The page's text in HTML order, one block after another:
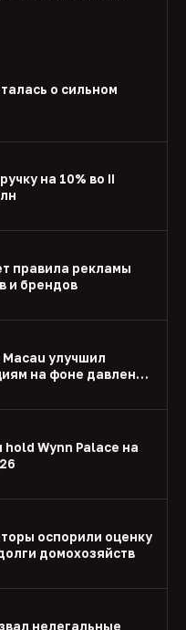
о сильном
на 10% во II
правила рекламы
и брендов
улучшил
на фоне давления
Wynn Palace на
оспорили оценку
домохозяйств
нелегальные